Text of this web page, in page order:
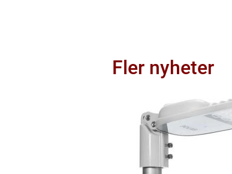
Fler nyheter